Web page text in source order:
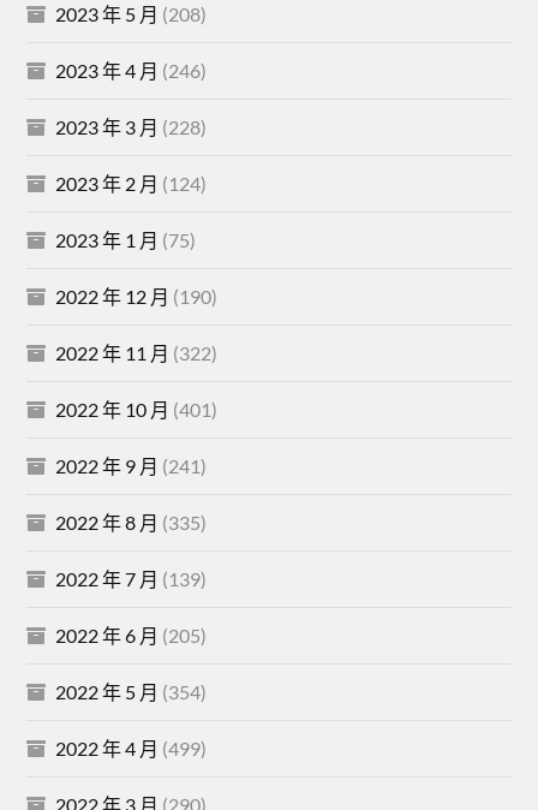
2023 年 5 月 (208)
2023 年 4 月 (246)
2023 年 3 月 (228)
2023 年 2 月 (124)
2023 年 1 月 (75)
2022 年 12 月 (190)
2022 年 11 月 (322)
2022 年 10 月 (401)
2022 年 9 月 (241)
2022 年 8 月 (335)
2022 年 7 月 (139)
2022 年 6 月 (205)
2022 年 5 月 (354)
2022 年 4 月 (499)
2022 年 3 月 (290)